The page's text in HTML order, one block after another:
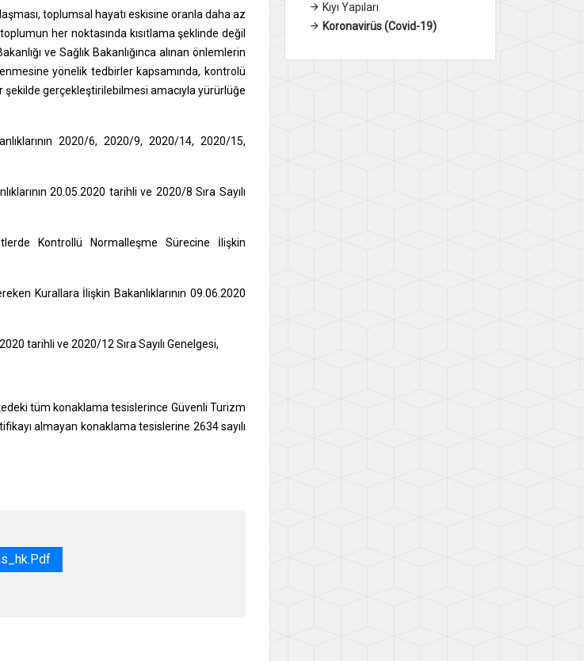
toplumsal hayatı eskisine oranla daha az
her noktasında kısıtlama şeklinde değil
ve Sağlık Bakanlığınca alınan önlemlerin
yönelik tedbirler kapsamında, kontrolü
gerçekleştirilebilmesi amacıyla yürürlüğe
2020/6, 2020/9, 2020/14, 2020/15,
20.05.2020 tarihli ve 2020/8 Sıra Sayılı
Kontrollü Normalleşme Sürecine İlişkin
Kurallara İlişkin Bakanlıklarının 09.06.2020
tarihli ve 2020/12 Sıra Sayılı Genelgesi,
tüm konaklama tesislerince Güvenli Turizm
almayan konaklama tesislerine 2634 sayılı
Kıyı Yapıları
Koronavirüs (Covid-19)